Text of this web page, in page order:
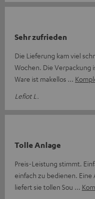
Sehr zufrieden
Die Lieferung kam viel
Wochen. Die Verpackung
Ware ist makellos
Lefiot L.
Tolle Anlage
Preis-Leistung stimmt.
einfach zu bedienen. Eine
liefert sie tollen Sou